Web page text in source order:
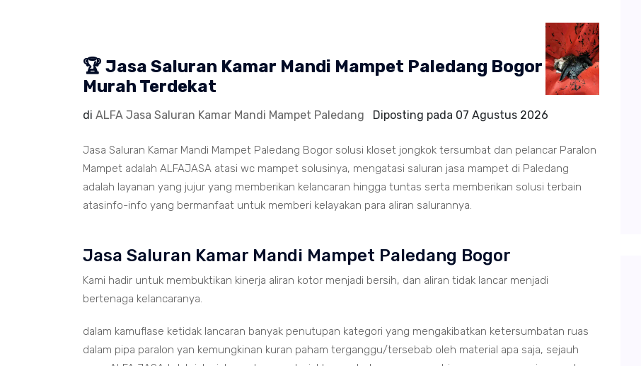
🏆 Jasa Saluran Kamar Mandi Mampet Paledang Bogor
Murah Terdekat
di ALFA Jasa Saluran Kamar Mandi Mampet Paledang Diposting pada 07 Agustus 2026
Jasa Saluran Kamar Mandi Mampet Paledang Bogor solusi kloset jongkok tersumbat dan pelancar Paralon
Mampet adalah ALFAJASA atasi wc mampet solusinya, mengatasi saluran jasa mampet di Paledang
adalah layanan yang jujur yang memberikan kelancaran hingga tuntas serta memberikan solusi terbain
atasinfo-info yang bermanfaat untuk memberi kelayakan para aliran salurannya.
Jasa Saluran Kamar Mandi Mampet Paledang Bogor
Kami hadir untuk membuktikan kinerja aliran kotor menjadi bersih, dan aliran tidak lancar menjadi
bertenaga kelancaranya.
dalam kamuflase ketidak lancaran banyak penutupan kategori yang mengakibatkan ketersumbatan ruas
dalam pipa paralon yan kemungkinan kuran paham terganggu/tersebab oleh material apa saja, sejauh